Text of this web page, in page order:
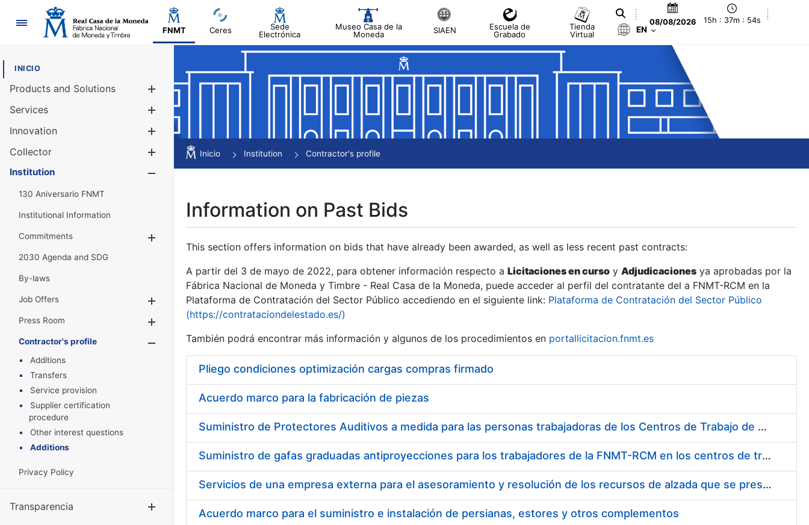
Navigation
FNMT Ceres
Sede
Electrónica
Museo Casa de la
Moneda
SIAEN
Escuela de
Grabado
Tienda
Virtual
08/08/2026 15h : 37m : 54s
EN
INICIO
Products and Solutions
Services
Innovation
Collector
Show/Hide
Institution
130 Aniversario FNMT
Institutional Information
Commitments
2030 Agenda and SDG
By-laws
Job Offers
Show/Hide
Press Room
Show/Hide
Contractor's profile
Show/Hide
Additions
Transfers
Service provision
Supplier certification
procedure
Other interest questions
Additions
Privacy Policy
Transparencia Show/Hide
Inicio Institution Contractor's profile
Information on Past Bids
This section offers information on bids that have already been awarded, as well as less recent past contracts:
A partir del 3 de mayo de 2022, para obtener información respecto a Licitaciones en curso y Adjudicaciones ya aprobadas por la
Fábrica Nacional de Moneda y Timbre - Real Casa de la Moneda, puede acceder al perfil del contratante del a FNMT-RCM en la
Plataforma de Contratación del Sector Público accediendo en el siguiente link: Plataforma de Contratación del Sector Público
(https://contrataciondelestado.es/)
También podrá encontrar más información y algunos de los procedimientos en portallicitacion.fnmt.es
Pliego condiciones optimización cargas compras firmado
Acuerdo marco para la fabricación de piezas
Suministro de Protectores Auditivos a medida para las personas trabajadoras de los Centros de Trabajo de Madrid y Burgos
Suministro de gafas graduadas antiproyecciones para los trabajadores de la FNMT-RCM en los centros de trabajo de Madrid y Burgos
Servicios de una empresa externa para el asesoramiento y resolución de los recursos de alzada que se presentan relacionados con procesos de selección para la FNMT-RCM
Acuerdo marco para el suministro e instalación de persianas, estores y otros complementos